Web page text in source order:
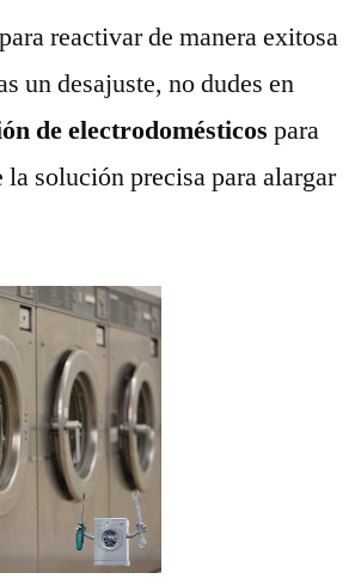
reactivar de manera exitosa
un desajuste, no dudes en
de electrodomésticospara
solución precisa para alargar